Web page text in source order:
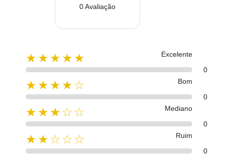
0 Avaliação
★★★★★
Excelente
0
★★★★☆
Bom
0
★★★☆☆
Mediano
0
★★☆☆☆
Ruim
0